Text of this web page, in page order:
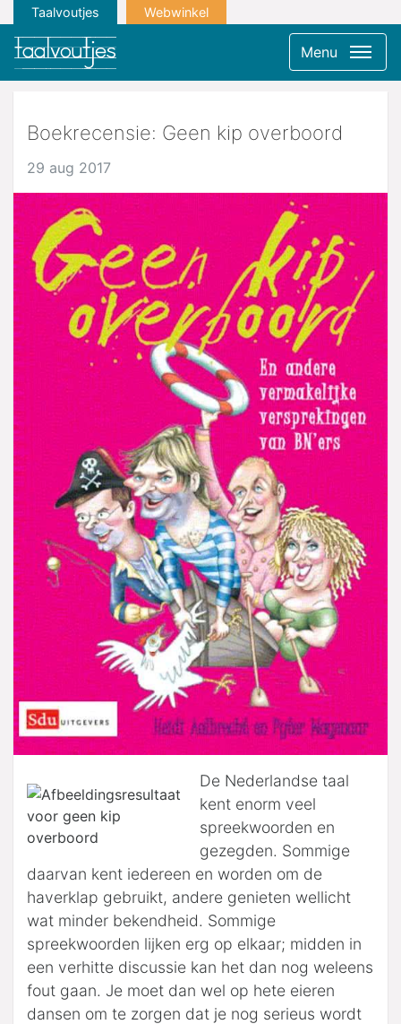
Taalvoutjes Webwinkel
Menu
Boekrecensie: Geen kip overboord
29 aug 2017
De Nederlandse taal
kent enorm veel
spreekwoorden en
gezegden. Sommige
daarvan kent iedereen en worden om de
haverklap gebruikt, andere genieten wellicht
wat minder bekendheid. Sommige
spreekwoorden lijken erg op elkaar; midden in
een verhitte discussie kan het dan nog weleens
fout gaan. Je moet dan wel op hete eieren
dansen om te zorgen dat je nog serieus wordt